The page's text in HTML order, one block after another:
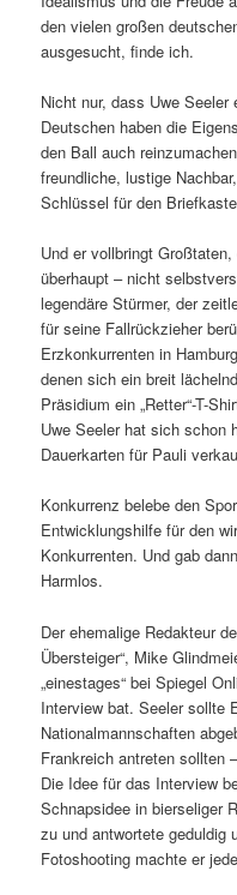
den vielen großen
ausgesucht, finde ich.
Nicht nur, dass Uwe Seeler
Deutschen haben die
den Ball auch
freundliche, lustige
Schlüssel für den
Und er vollbringt
überhaupt – nicht
legendäre Stürmer, der
für seine Fallrückzieher
Erzkonkurrenten in
denen sich ein breit
Präsidium ein „Retter“-T-
Uwe Seeler hat sich schon
Dauerkarten für Pauli
Konkurrenz belebe den
Entwicklungshilfe für den
Konkurrenten. Und gab
Harmlos.
Der ehemalige Redakteur
Übersteiger“, Mike
„einestages“ bei Spiegel
Interview bat. Seeler sollte
Nationalmannschaften
Frankreich antreten sollten
Die Idee für das Interview
Schnapsidee in bierseliger
zu und antwortete geduldig
Fotoshooting machte er